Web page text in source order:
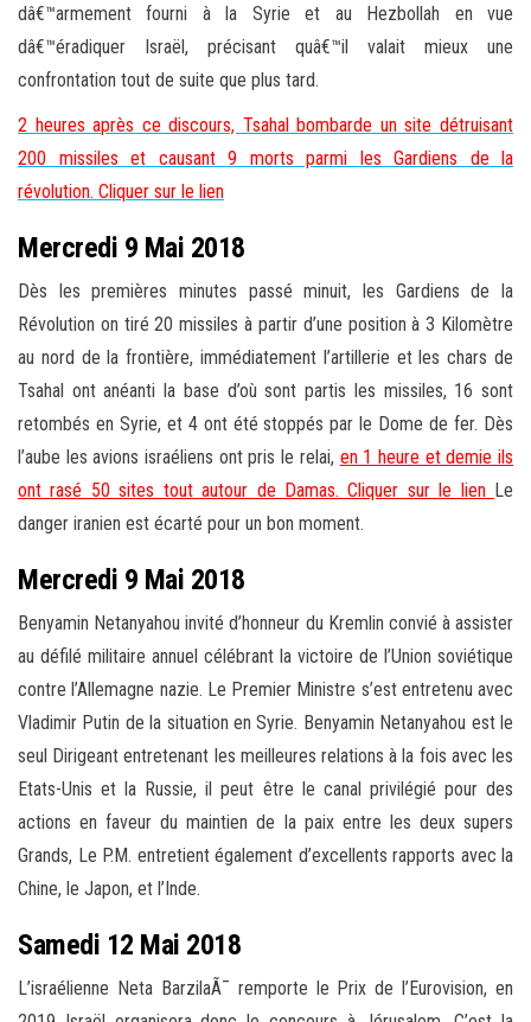
dâ€™armement fourni à la Syrie et au Hezbollah en vue
dâ€™éradiquer Israël, précisant quâ€™il valait mieux une
confrontation tout de suite que plus tard.
2 heures après ce discours, Tsahal bombarde un site détruisant
200 missiles et causant 9 morts parmi les Gardiens de la
révolution. Cliquer sur le lien
Mercredi 9 Mai 2018
Dès les premières minutes passé minuit, les Gardiens de la
Révolution on tiré 20 missiles à partir d’une position à 3 Kilomètre
au nord de la frontière, immédiatement l’artillerie et les chars de
Tsahal ont anéanti la base d’où sont partis les missiles, 16 sont
retombés en Syrie, et 4 ont été stoppés par le Dome de fer. Dès
l’aube les avions israéliens ont pris le relai, en 1 heure et demie ils
ont rasé 50 sites tout autour de Damas. Cliquer sur le lien Le
danger iranien est écarté pour un bon moment.
Mercredi 9 Mai 2018
Benyamin Netanyahou invité d’honneur du Kremlin convié à assister
au défilé militaire annuel célébrant la victoire de l’Union soviétique
contre l’Allemagne nazie. Le Premier Ministre s’est entretenu avec
Vladimir Putin de la situation en Syrie. Benyamin Netanyahou est le
seul Dirigeant entretenant les meilleures relations à la fois avec les
Etats-Unis et la Russie, il peut être le canal privilégié pour des
actions en faveur du maintien de la paix entre les deux supers
Grands, Le P.M. entretient également d’excellents rapports avec la
Chine, le Japon, et l’Inde.
Samedi 12 Mai 2018
L’israélienne Neta BarzilaÃ¯ remporte le Prix de l’Eurovision, en